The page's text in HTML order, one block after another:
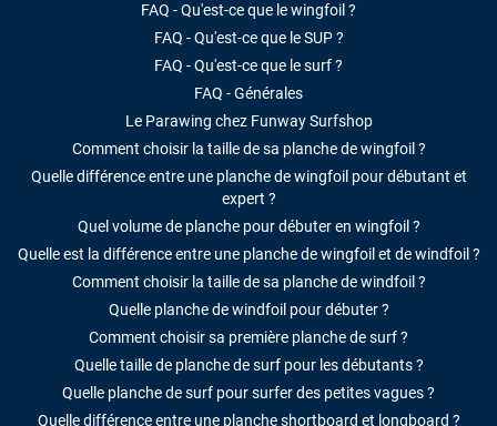
FAQ - Qu'est-ce que le wingfoil ?
FAQ - Qu'est-ce que le SUP ?
FAQ - Qu'est-ce que le surf ?
FAQ - Générales
Le Parawing chez Funway Surfshop
Comment choisir la taille de sa planche de wingfoil ?
Quelle différence entre une planche de wingfoil pour débutant et
expert ?
Quel volume de planche pour débuter en wingfoil ?
Quelle est la différence entre une planche de wingfoil et de windfoil ?
Comment choisir la taille de sa planche de windfoil ?
Quelle planche de windfoil pour débuter ?
Comment choisir sa première planche de surf ?
Quelle taille de planche de surf pour les débutants ?
Quelle planche de surf pour surfer des petites vagues ?
Quelle différence entre une planche shortboard et longboard ?